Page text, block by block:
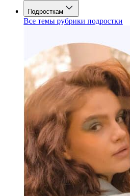
Подросткам
Все темы рубрики подростки